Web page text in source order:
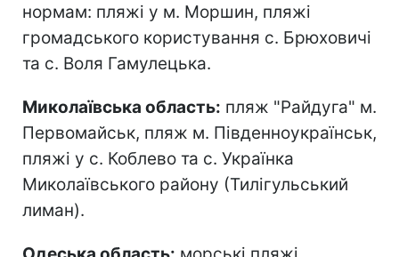
нормам: пляжі у м. Моршин, пляжі
громадського користування с. Брюховичі
та с. Воля Гамулецька.
Миколаївська область: пляж "Райдуга" м.
Первомайськ, пляж м. Південноукраїнськ,
пляжі у с. Коблево та с. Українка
Миколаївського району (Тилігульський
лиман).